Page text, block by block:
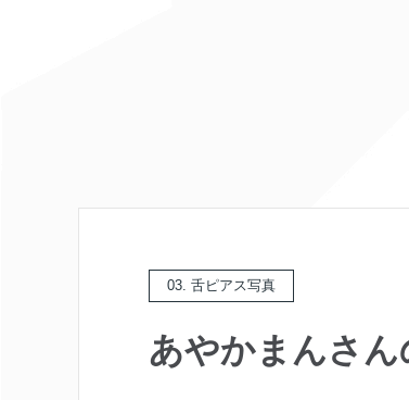
03. 舌ピアス写真
あやかまんさ